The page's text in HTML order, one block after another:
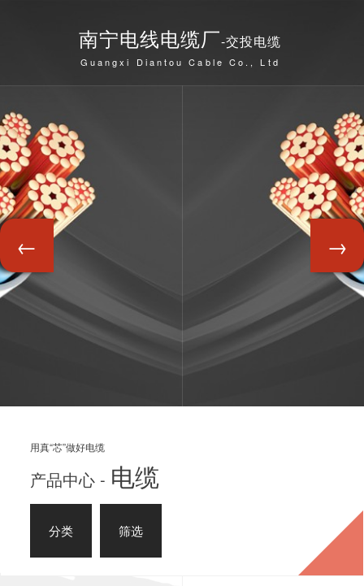
南宁电线电缆厂-交投电缆
Guangxi Diantou Cable Co., Ltd
用真“芯”做好电缆
产品中心 - 电缆
分类 筛选